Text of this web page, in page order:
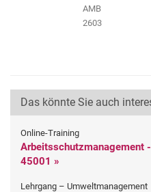
AMB
2603
Das könnte Sie auch
Online-Training
Arbeitsschutzmanagement
45001 »
Lehrgang – Umweltmanagement